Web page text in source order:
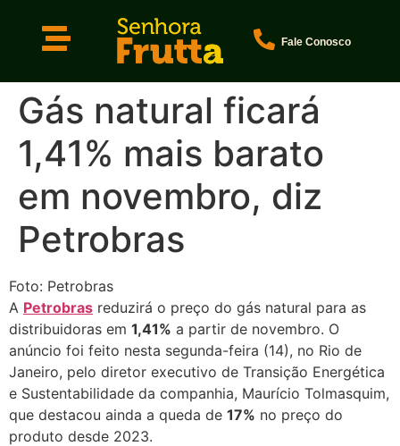
Fale Conosco
Gás natural ficará
1,41% mais barato
em novembro, diz
Petrobras
Foto: Petrobras
A Petrobras reduzirá o preço do gás natural para as
distribuidoras em 1,41% a partir de novembro. O
anúncio foi feito nesta segunda-feira (14), no Rio de
Janeiro, pelo diretor executivo de Transição Energética
e Sustentabilidade da companhia, Maurício Tolmasquim,
que destacou ainda a queda de 17% no preço do
produto desde 2023.